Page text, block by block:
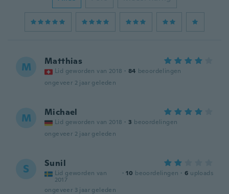
M Matthias
Lid geworden van 2018 · 84 beoordelingen
ongeveer 2 jaar geleden
M Michael
Lid geworden van 2018 · 3 beoordelingen
ongeveer 2 jaar geleden
S Sunil
Lid geworden van
2017
· 10 beoordelingen · 6 uploads
ongeveer 3 jaar geleden